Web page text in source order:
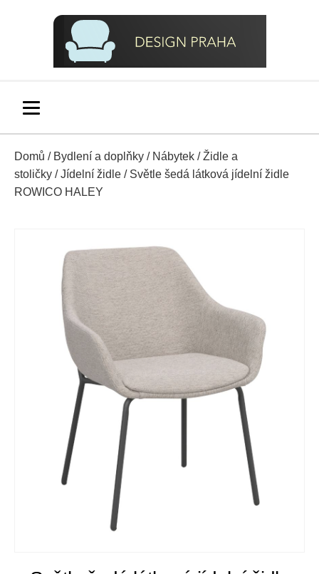
Domů / Bydlení a doplňky / Nábytek /Židle a
stoličky /Jídelní židle / Světle šedá látková jídelní židle
ROWICO HALEY